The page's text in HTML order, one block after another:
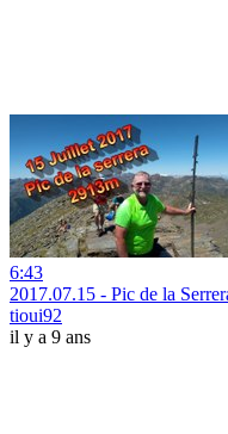
6:43
2017.07.15 - Pic de la
tioui92
il y a 9 ans